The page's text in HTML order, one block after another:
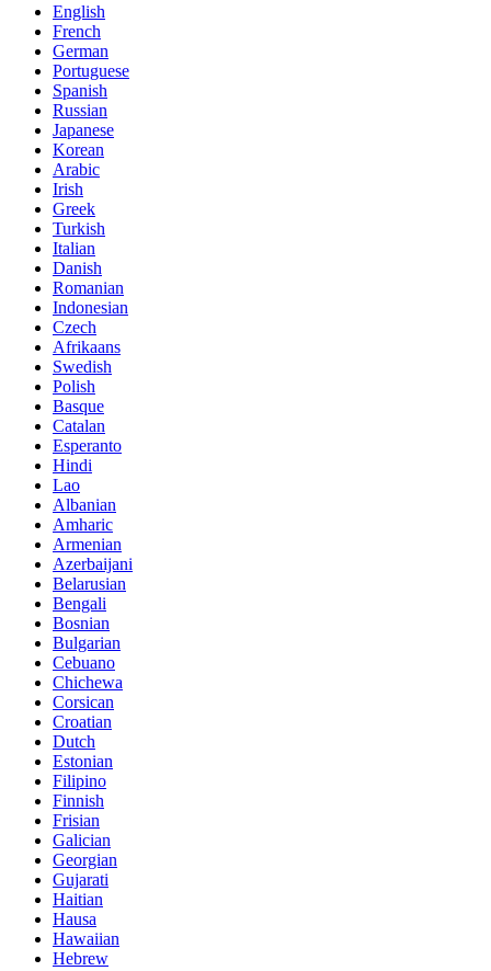
English
French
German
Portuguese
Spanish
Russian
Japanese
Korean
Arabic
Irish
Greek
Turkish
Italian
Danish
Romanian
Indonesian
Czech
Afrikaans
Swedish
Polish
Basque
Catalan
Esperanto
Hindi
Lao
Albanian
Amharic
Armenian
Azerbaijani
Belarusian
Bengali
Bosnian
Bulgarian
Cebuano
Chichewa
Corsican
Croatian
Dutch
Estonian
Filipino
Finnish
Frisian
Galician
Georgian
Gujarati
Haitian
Hausa
Hawaiian
Hebrew